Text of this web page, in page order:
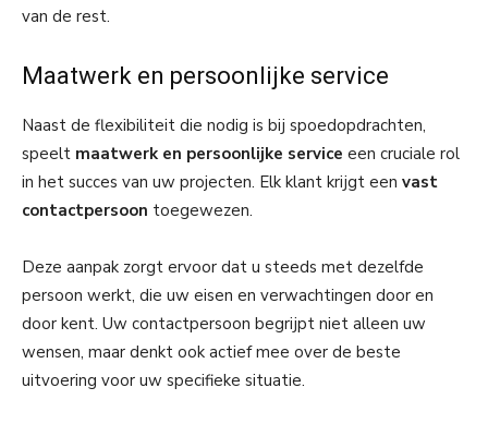
van de rest.
Maatwerk en persoonlijke service
Naast de flexibiliteit die nodig is bij spoedopdrachten,
speelt maatwerk en persoonlijke service een cruciale rol
in het succes van uw projecten. Elk klant krijgt een vast
contactpersoon toegewezen.
Deze aanpak zorgt ervoor dat u steeds met dezelfde
persoon werkt, die uw eisen en verwachtingen door en
door kent. Uw contactpersoon begrijpt niet alleen uw
wensen, maar denkt ook actief mee over de beste
uitvoering voor uw specifieke situatie.